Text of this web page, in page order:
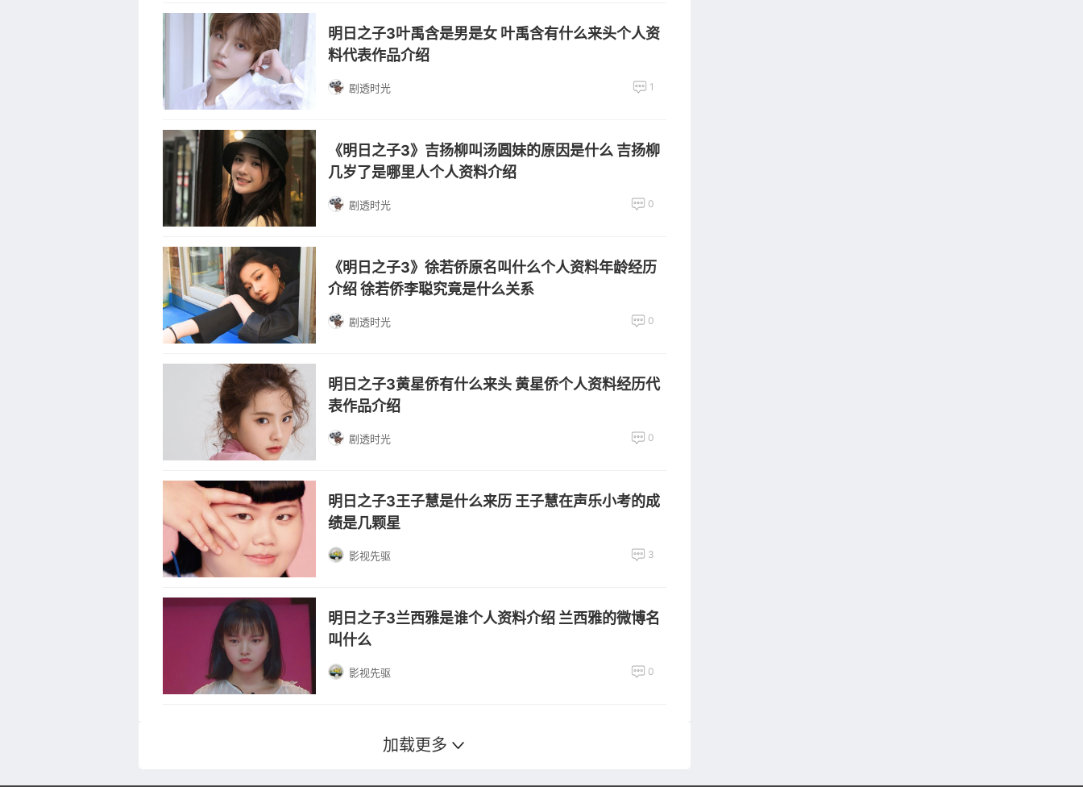
明日之子3叶禹含是男是女 叶禹含有什么来头个人资
料代表作品介绍
剧透时光 1
《明日之子3》吉扬柳叫汤圆妹的原因是什么 吉扬柳
几岁了是哪里人个人资料介绍
剧透时光 0
《明日之子3》徐若侨原名叫什么个人资料年龄经历
介绍 徐若侨李聪究竟是什么关系
剧透时光 0
明日之子3黄星侨有什么来头 黄星侨个人资料经历代
表作品介绍
剧透时光 0
明日之子3王子慧是什么来历 王子慧在声乐小考的成
绩是几颗星
影视先驱 3
明日之子3兰西雅是谁个人资料介绍 兰西雅的微博名
叫什么
影视先驱 0
加载更多